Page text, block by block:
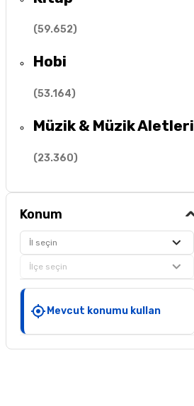
(59.652)
Hobi
(53.164)
Müzik & Müzik Aletleri
(23.360)
Konum
İl seçin
İlçe seçin
Mevcut konumu kullan